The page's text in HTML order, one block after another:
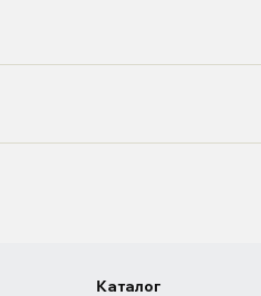
Каталог